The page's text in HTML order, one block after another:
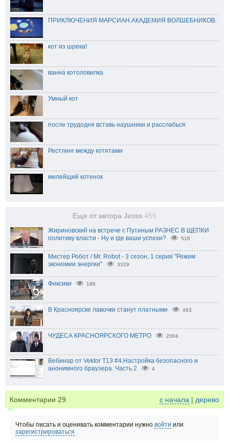
ПРИКЛЮЧЕНИЯ МАРСИАН.АКАДЕМИЯ ВОЛШЕБНИКОВ.
кот из шрека!
ванна котоловилка
Умный кот
после трудодня вставь наушники и расслабься
Рестлинг между котятами
милейщий котенок
Еще от автора Jesss 455
Жириновский на встрече с Путиным РАЗНЕС В ЩЕПКИ
политику власти - Ну и где ваши успехи?
516
Мистер Робот / Mr. Robot - 3 сезон, 1 серия "Режим
экономии энергии"
3329
Фиксики 186
В Красноярске лавочки станут платными 463
ЧУДЕСА КРАСНОЯРСКОГО МЕТРО 2004
Вебинар от Vektor T13 #4.Настройка безопасного и
анонимного браузера. Часть 2
4
Комментарии 29 с начала | дерево
Чтобы писать и оценивать комментарии нужно войти или
зарегистрироваться